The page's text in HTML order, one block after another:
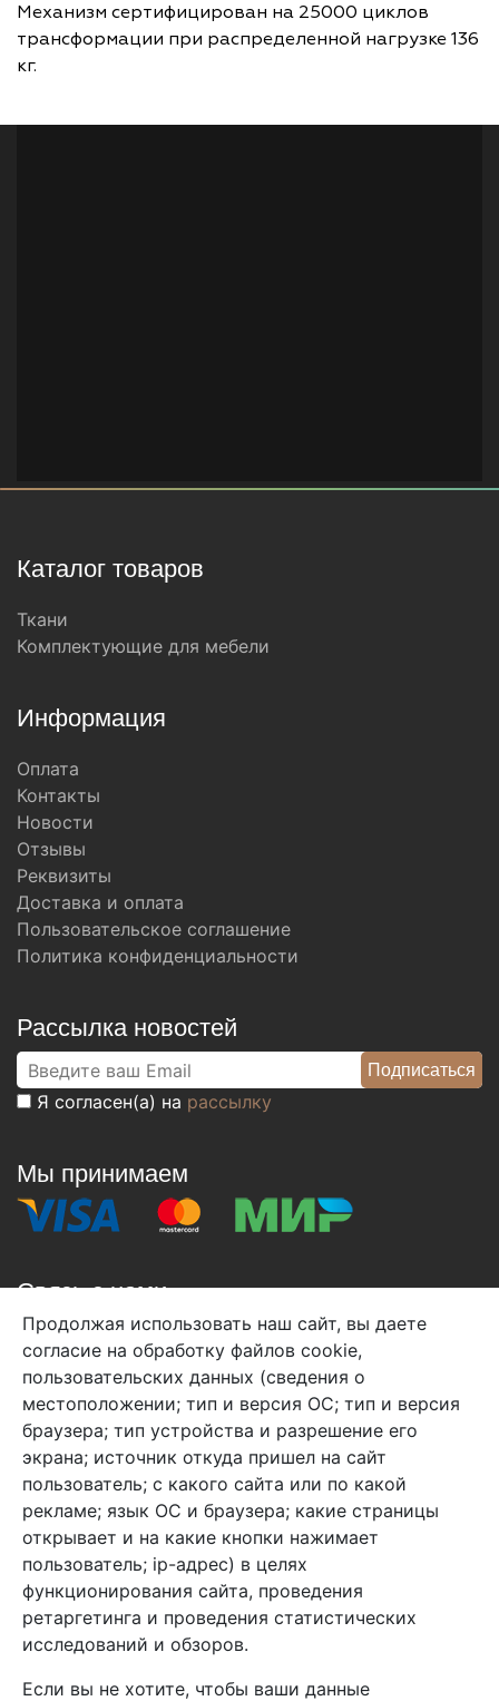
Механизм сертифицирован на 25000 циклов
трансформации при распределенной нагрузке 136
кг.
Каталог товаров
Ткани
Комплектующие для мебели
Информация
Оплата
Контакты
Новости
Отзывы
Реквизиты
Доставка и оплата
Пользовательское соглашение
Политика конфиденциальности
Рассылка новостей
Я согласен(а) на рассылку
Мы принимаем
Связь с нами
+7 (495) 933-38-08
info@arben-textile.ru- оптовые продажи
Арбен текстиль г. Щелково, пер.
1-й Советский д.25, владение 2.
Мы в соц. сетях
Продолжая использовать наш сайт, вы даете
согласие на обработку файлов cookie,
пользовательских данных (сведения о
местоположении; тип и версия ОС; тип и версия
браузера; тип устройства и разрешение его
экрана; источник откуда пришел на сайт
пользователь; с какого сайта или по какой
рекламе; язык ОС и браузера; какие страницы
открывает и на какие кнопки нажимает
пользователь; ip-адрес) в целях
функционирования сайта, проведения
ретаргетинга и проведения статистических
исследований и обзоров.
Если вы не хотите, чтобы ваши данные